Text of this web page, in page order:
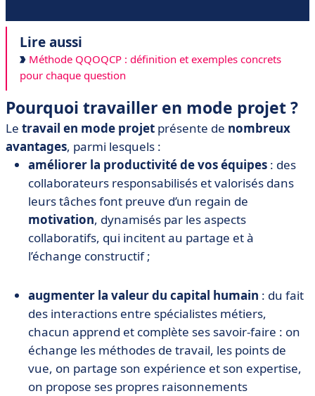
Lire aussi
Méthode QQOQCP : définition et exemples concrets
pour chaque question
Pourquoi travailler en mode projet ?
Le travail en mode projet présente de nombreux
avantages, parmi lesquels :
améliorer la productivité de vos équipes : des
collaborateurs responsabilisés et valorisés dans
leurs tâches font preuve d’un regain de
motivation, dynamisés par les aspects
collaboratifs, qui incitent au partage et à
l’échange constructif ;
augmenter la valeur du capital humain : du fait
des interactions entre spécialistes métiers,
chacun apprend et complète ses savoir-faire : on
échange les méthodes de travail, les points de
vue, on partage son expérience et son expertise,
on propose ses propres raisonnements